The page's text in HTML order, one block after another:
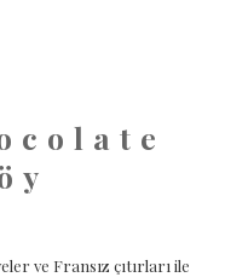
ve Fransız çıtırları ile